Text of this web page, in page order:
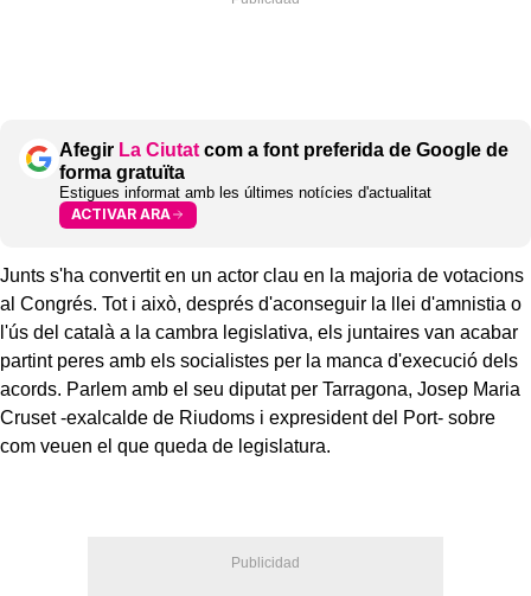
Afegir La Ciutat com a font preferida de Google de
forma gratuïta
Estigues informat amb les últimes notícies d'actualitat
ACTIVAR ARA
Junts s'ha convertit en un actor clau en la majoria de votacions
al Congrés. Tot i això, després d'aconseguir la llei d'amnistia o
l'ús del català a la cambra legislativa, els juntaires van acabar
partint peres amb els socialistes per la manca d'execució dels
acords. Parlem amb el seu diputat per Tarragona, Josep Maria
Cruset -exalcalde de Riudoms i expresident del Port- sobre
com veuen el que queda de legislatura.